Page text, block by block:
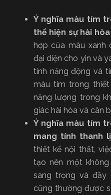
Ý nghĩa màu tím
thể hiện sự hài
hợp của màu xanh
đại diện cho yin và
tính năng động và
màu tím trong
năng lượng trong
giác hài hòa và cân
Ý nghĩa màu tím
mang tính thanh
thiết kế nội thất,
tạo nên một
sang trọng và đầy
cũng thường được